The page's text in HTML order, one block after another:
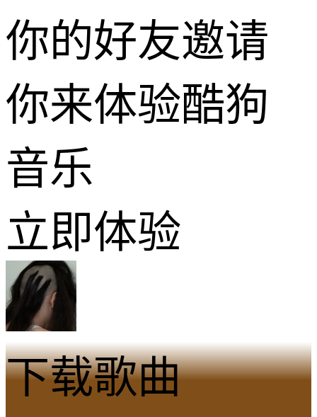
你的好友邀请
你来体验酷狗
音乐
立即体验
下载歌曲